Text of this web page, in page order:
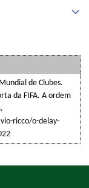
de Clubes.
da FIFA. A ordem
ricco/o-delay-